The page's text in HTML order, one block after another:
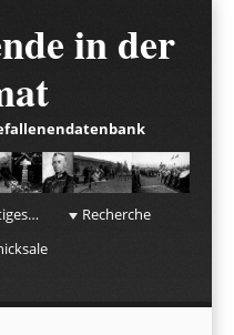
in der
Recherche